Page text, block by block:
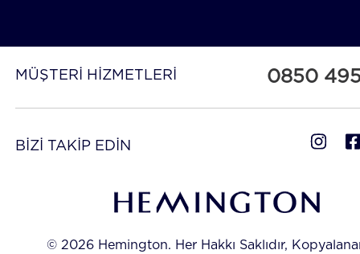
MÜŞTERİ HİZMETLERİ 0850
BİZİ TAKİP EDİN
© 2026 Hemington. Her Hakkı Saklıdır,